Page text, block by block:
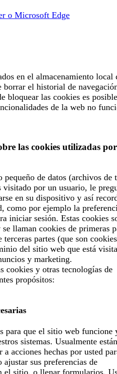
o Microsoft Edge
en el almacenamiento local
borrar el historial de
bloquear las cookies es
de la web no
las cookies utilizadas por
de datos (archivos de
por un usuario, le
en su dispositivo y así
como por ejemplo la
iniciar sesión. Estas cookies
llaman cookies de primeras
partes (que son
del sitio web que está
y marketing.
cookies y otras tecnologías de
propósitos:
para que el sitio web funcione
sistemas. Usualmente están
acciones hechas por usted
sus preferencias de
el sitio, o llenar formularios.